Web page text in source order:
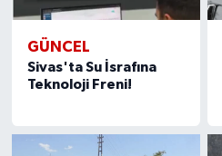
GÜNCEL
Sivas'ta Su İsrafına
Teknoloji Freni!